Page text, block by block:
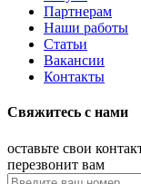
Партнерам
Наши работы
Статьи
Вакансии
Контакты
Свяжитесь с нами
оставьте свои
перезвонит вам